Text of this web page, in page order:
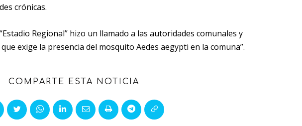
crónicas.
Regional” hizo un llamado a las autoridades comunales y
exige la presencia del mosquito Aedes aegypti en la comuna”.
COMPARTE ESTA NOTICIA